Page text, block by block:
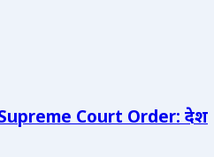
Court Order: देश